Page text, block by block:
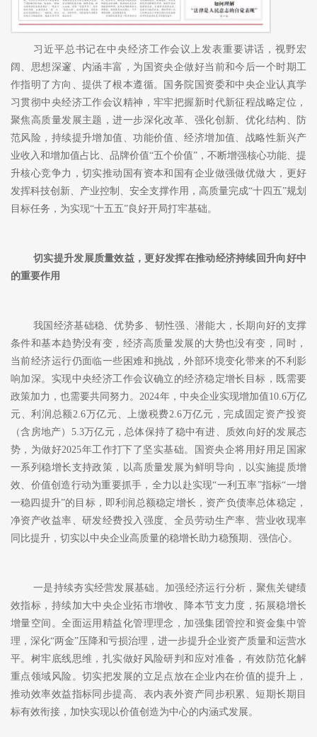
习近平总书记在中央经济工作会议上发表重要讲话，视野宏
阔、思想深邃、内涵丰富，为国资央企做好当前和今后一个时期工
作指明了方向、提供了根本遵循。国务院国资委和中央企业认真学
习贯彻中央经济工作会议精神，牢牢把握新时代新征程战略定位，
聚焦高质量发展主题，进一步深化改革、强化创新、优化结构、防
范风险，持续提升增加值、功能价值、经济增加值、战略性新兴产
业收入和增加值占比、品牌价值“五个价值”，不断增强核心功能、提
升核心竞争力，切实推动国有资本和国有企业做强做优做大，更好
发挥科技创新、产业控制、安全支撑作用，高质量完成“十四五”规划
目标任务，为实现“十五五”良好开局打牢基础。
切实提升发展质量效益，更好发挥在推动经济持续回升向好中
的重要作用
我国经济基础稳、优势多、韧性强、潜能大，长期向好的支撑
条件和基本趋势没有变，经济高质量发展的大势也没有变，同时，
当前经济运行仍面临一些困难和挑战，外部环境变化带来的不利影
响加深。实现中央经济工作会议确立的经济稳定增长目标，既需要
政策加力，也需要共同努力。2024年，中央企业实现增加值10.6万亿
元、利润总额2.6万亿元、上缴税费2.6万亿元，完成固定资产投资
（含房地产）5.3万亿元，总体保持了稳中有进、质效向好的发展态
势，为做好2025年工作打下了坚实基础。国资央企将用好用足国家
一系列稳增长支持政策，以高质量发展为鲜明导向，以实施提质增
效、价值创造行动为重要抓手，全力以赴实现“一利五率”指标“一增
一稳四提升”的目标，即利润总额稳定增长，资产负债率总体稳定，
净资产收益率、研发经费投入强度、全员劳动生产率、营业收现率
同比提升，切实以中央企业高质量的稳增长助力稳预期、强信心。
一是持续夯实经营发展基础。加强经济运行分析，聚焦关键绩
效指标，持续加大中央企业拓市增收、降本节支力度，拓展稳增长
增量空间。全面运用精益化管理理念，加强集团管控和资金集中管
理，深化“两金”压降和亏损治理，进一步提升企业资产质量和运营水
平。树牢底线思维，扎实做好风险研判和应对准备，有效防范化解
重点领域风险。切实把发展的立足点放在企业内在价值的提升上，
推动效率效益指标同步提高、表内表外资产同步积累、短期长期目
标有效衔接，加快实现以价值创造为中心的内涵式发展。